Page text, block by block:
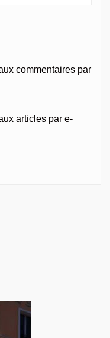
commentaires par
articles par e-